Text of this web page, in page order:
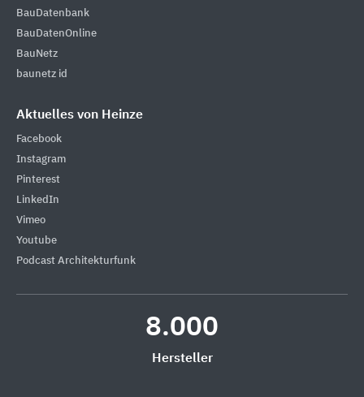
BauDatenbank
BauDatenOnline
BauNetz
baunetz id
Aktuelles von Heinze
Facebook
Instagram
Pinterest
LinkedIn
Vimeo
Youtube
Podcast Architekturfunk
8.000
Hersteller